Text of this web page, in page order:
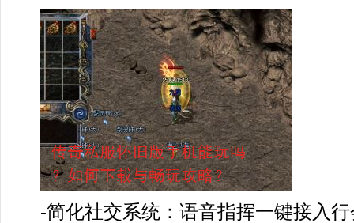
-简化社交系统：语音指挥一键接入